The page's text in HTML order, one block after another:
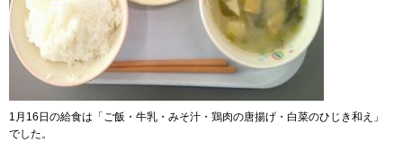
1月16日の給食は「ご飯・牛乳・みそ汁・鶏肉の唐揚げ・白菜のひじき和え」
でした。